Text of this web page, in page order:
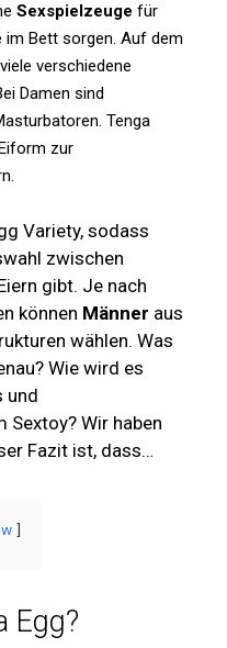
Sexspielzeuge für
im Bett sorgen. Auf dem
verschiedene
Damen sind
Tenga
zur
Variety, sodass
zwischen
gibt. Je nach
können Männer aus
wählen. Was
Wie wird es
und
Sextoy? Wir haben
Fazit ist, dass…
Egg?